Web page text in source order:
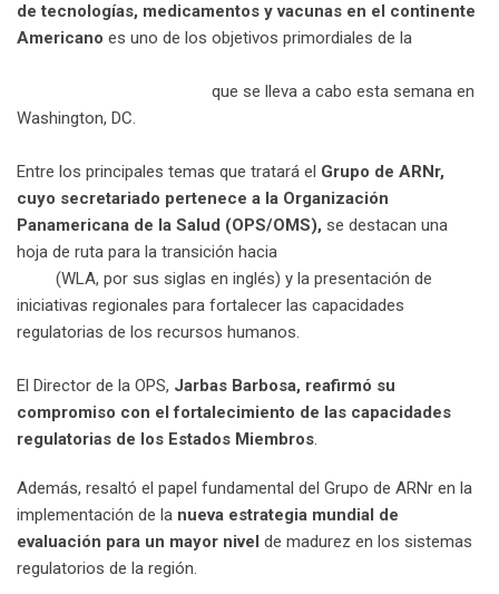
de tecnologías, medicamentos y vacunas en el continente
Americano es uno de los objetivos primordiales de la
que se lleva a cabo esta semana en
Washington, DC.
Entre los principales temas que tratará el Grupo de ARNr,
cuyo secretariado pertenece a la Organización
Panamericana de la Salud (OPS/OMS), se destacan una
hoja de ruta para la transición hacia
(WLA, por sus siglas en inglés) y la presentación de
iniciativas regionales para fortalecer las capacidades
regulatorias de los recursos humanos.
El Director de la OPS, Jarbas Barbosa, reafirmó su
compromiso con el fortalecimiento de las capacidades
regulatorias de los Estados Miembros.
Además, resaltó el papel fundamental del Grupo de ARNr en la
implementación de la nueva estrategia mundial de
evaluación para un mayor nivel de madurez en los sistemas
regulatorios de la región.